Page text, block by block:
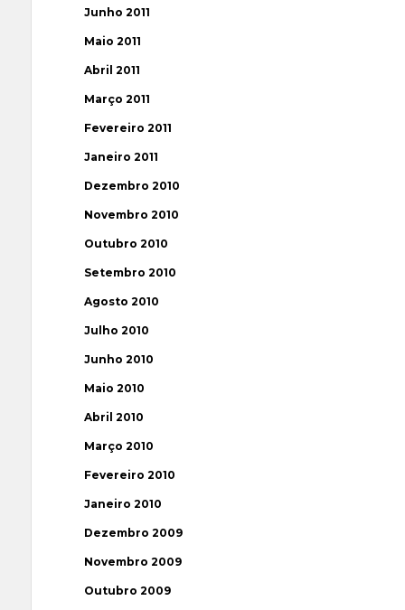
Junho 2011
Maio 2011
Abril 2011
Março 2011
Fevereiro 2011
Janeiro 2011
Dezembro 2010
Novembro 2010
Outubro 2010
Setembro 2010
Agosto 2010
Julho 2010
Junho 2010
Maio 2010
Abril 2010
Março 2010
Fevereiro 2010
Janeiro 2010
Dezembro 2009
Novembro 2009
Outubro 2009